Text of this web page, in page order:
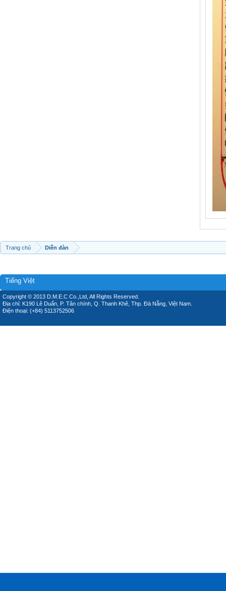
Trang chủ Diễn đàn
Tiếng Việt
Copyright © 2013 D.M.E.C Co.,Ltd, All Rights Reserved.
Địa chỉ: K190 Lê Duẩn, P. Tân chính, Q. Thanh Khê, Thp. Đà Nẵng, Việt Nam.
Điện thoại: (+84) 5113752506